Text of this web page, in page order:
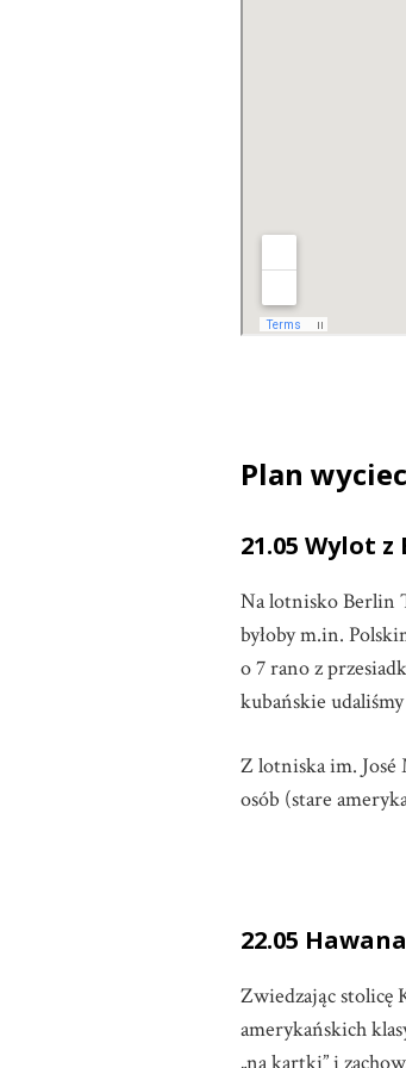
Plan
21.05 Wylot
Na lotnisko Berlin
byłoby m.in.
o 7 rano z
kubańskie
Z lotniska im. José
osób (stare
22.05 Hawana
Zwiedzając stolicę
amerykańskich